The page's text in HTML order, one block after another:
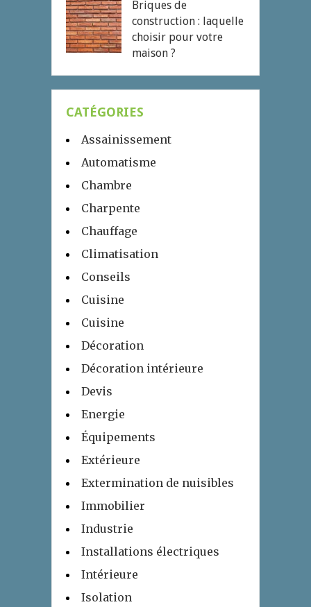
Briques de
construction : laquelle
choisir pour votre
maison ?
CATÉGORIES
Assainissement
Automatisme
Chambre
Charpente
Chauffage
Climatisation
Conseils
Cuisine
Cuisine
Décoration
Décoration intérieure
Devis
Energie
Équipements
Extérieure
Extermination de nuisibles
Immobilier
Industrie
Installations électriques
Intérieure
Isolation